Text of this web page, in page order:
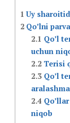
1 Uy
2 Qo’lni
2.1 Qo’l
uchun
2.2 Terisi
2.3 Qo’l
aralashma
2.4
niqob